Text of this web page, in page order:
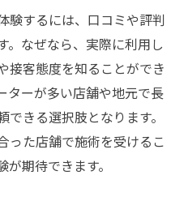
験するには、口コミや評判
。なぜなら、実際に利用し
接客態度を知ることができ
ターが多い店舗や地元で長
きる選択肢となります。
った店舗で施術を受けるこ
期待できます。